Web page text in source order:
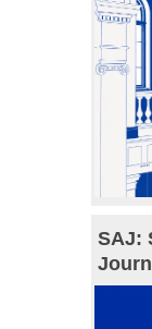
SAJ: